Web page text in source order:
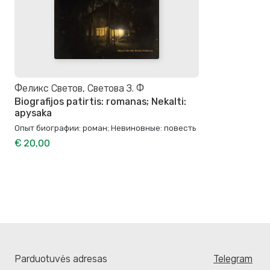
Феликс Светов, Светова З. Ф
Biografijos patirtis: romanas; Nekalti:
apysaka
Опыт биографии: роман; Невиновные: повесть
€ 20,00
Parduotuvės adresas Telegram